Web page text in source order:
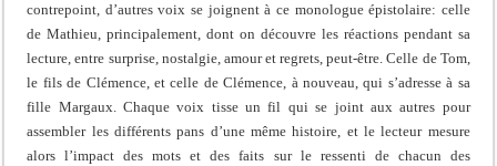
contrepoint, d’autres voix se joignent à ce monologue épistolaire: celle
de Mathieu, principalement, dont on découvre les réactions pendant sa
lecture, entre surprise, nostalgie, amour et regrets, peut-être. Celle de Tom,
le fils de Clémence, et celle de Clémence, à nouveau, qui s’adresse à sa
fille Margaux. Chaque voix tisse un fil qui se joint aux autres pour
assembler les différents pans d’une même histoire, et le lecteur mesure
alors l’impact des mots et des faits sur le ressenti de chacun des